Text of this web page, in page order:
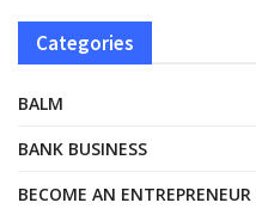
Categories
BALM
BANK BUSINESS
BECOME AN ENTREPRENEUR